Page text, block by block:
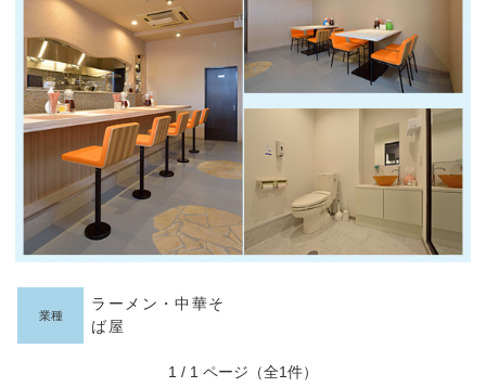
業種
ラーメン・中華そ
ば屋
1 / 1 ページ（全1件）